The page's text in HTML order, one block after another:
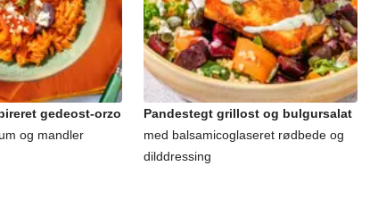
gedeost-orzo
og mandler
Pandestegt grillost og bulgursalat
med balsamicoglaseret rødbede og
dilddressing